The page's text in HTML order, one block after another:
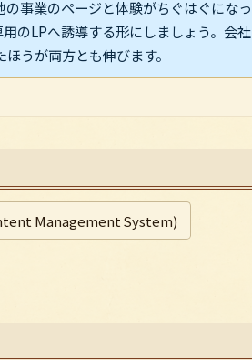
事業のページと体験がちぐはぐになっ
のLPへ誘導する形にしましょう。会社
うが両方とも伸びます。
Management System)